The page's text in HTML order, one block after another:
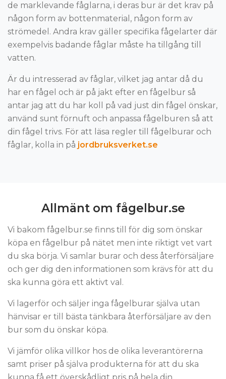
de marklevande fåglarna, i deras bur är det krav på
någon form av bottenmaterial, någon form av
strömedel. Andra krav gäller specifika fågelarter där
exempelvis badande fåglar måste ha tillgång till
vatten.
Är du intresserad av fåglar, vilket jag antar då du
har en fågel och är på jakt efter en fågelbur så
antar jag att du har koll på vad just din fågel önskar,
använd sunt förnuft och anpassa fågelburen så att
din fågel trivs. För att läsa regler till fågelburar och
fåglar, kolla in på jordbruksverket.se
Allmänt om fågelbur.se
Vi bakom fågelbur.se finns till för dig som önskar
köpa en fågelbur på nätet men inte riktigt vet vart
du ska börja. Vi samlar burar och dess återförsäljare
och ger dig den informationen som krävs för att du
ska kunna göra ett aktivt val.
Vi lagerför och säljer inga fågelburar själva utan
hänvisar er till bästa tänkbara återförsäljare av den
bur som du önskar köpa.
Vi jämför olika villkor hos de olika leverantörerna
samt priser på själva produkterna för att du ska